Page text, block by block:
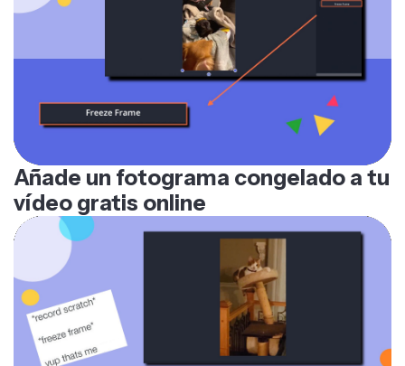
Añade un fotograma congelado a tu
vídeo gratis online